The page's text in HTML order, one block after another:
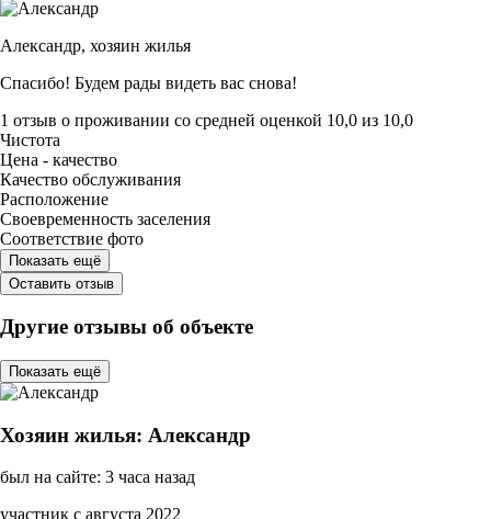
Александр, хозяин жилья
Спасибо! Будем рады видеть вас снова!
1 отзыв о проживании со средней оценкой 10,0 из 10,0
Чистота
Цена - качество
Качество обслуживания
Расположение
Своевременность заселения
Соответствие фото
Показать ещё
Оставить отзыв
Другие отзывы об объекте
Показать ещё
Хозяин жилья: Александр
был на сайте: 3 часа назад
участник с августа 2022